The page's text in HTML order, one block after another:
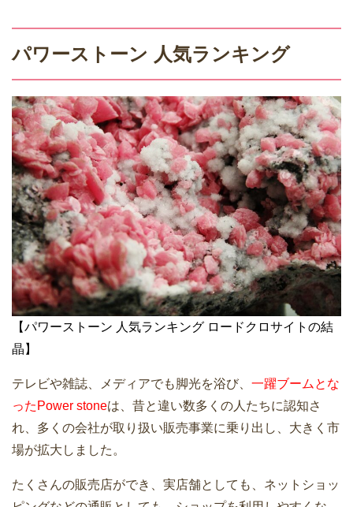
パワーストーン 人気ランキング
【パワーストーン 人気ランキング ロードクロサイトの結
晶】
テレビや雑誌、メディアでも脚光を浴び、 一躍ブームとな
ったPower stoneは、昔と違い数多くの人たちに認知さ
れ、多くの会社が取り扱い販売事業に乗り出し、大きく市
場が拡大しました。
たくさんの販売店ができ、実店舗としても、ネットショッ